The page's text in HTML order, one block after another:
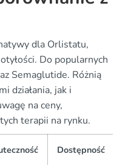
dla Orlistatu,
Do popularnych
Semaglutide. Różnią
działania, jak i
na ceny,
terapii na rynku.
Dostępność